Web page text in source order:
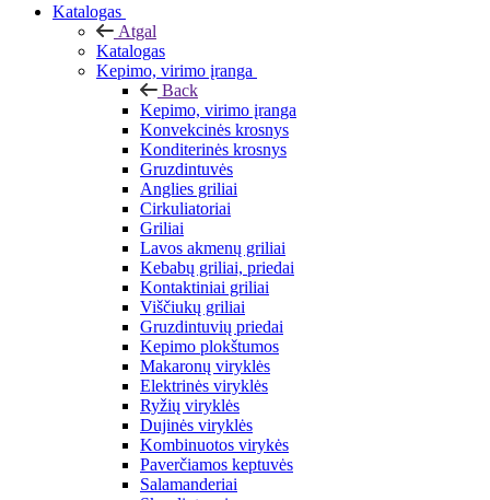
Katalogas
Atgal
Katalogas
Kepimo, virimo įranga
Back
Kepimo, virimo įranga
Konvekcinės krosnys
Konditerinės krosnys
Gruzdintuvės
Anglies griliai
Cirkuliatoriai
Griliai
Lavos akmenų griliai
Kebabų griliai, priedai
Kontaktiniai griliai
Viščiukų griliai
Gruzdintuvių priedai
Kepimo plokštumos
Makaronų viryklės
Elektrinės viryklės
Ryžių viryklės
Dujinės viryklės
Kombinuotos virykės
Paverčiamos keptuvės
Salamanderiai